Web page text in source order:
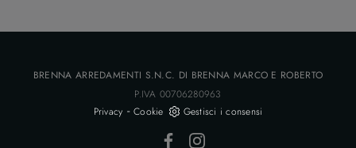
BRENNA ARREDAMENTI S.N.C. DI BRENNA MARCO E ROBERTO
P.IVA 00706280963
Privacy -Cookie Gestisci i consensi